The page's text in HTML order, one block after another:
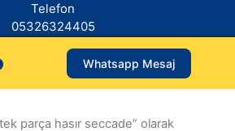
Telefon
05326324405
Whatsapp Mesaj
parça hasır seccade” olarak